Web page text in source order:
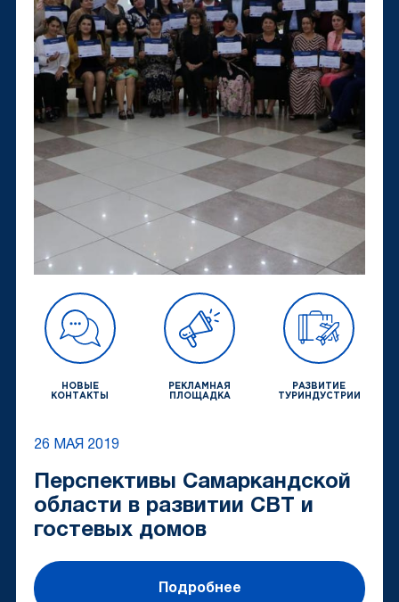
НОВЫЕ
КОНТАКТЫ
РЕКЛАМНАЯ
ПЛОЩАДКА
РАЗВИТИЕ
ТУРИНДУСТРИИ
26 МАЯ 2019
Перспективы Самаркандской
области в развитии CBT и
гостевых домов
Подробнее